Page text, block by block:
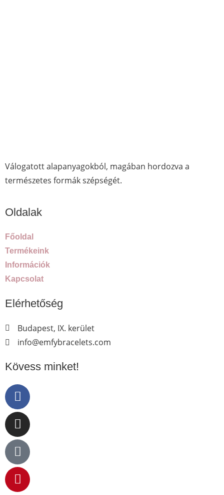
Válogatott alapanyagokból, magában hordozva a
természetes formák szépségét.
Oldalak
Főoldal
Termékeink
Információk
Kapcsolat
Elérhetőség
Budapest, IX. kerület
info@emfybracelets.com
Kövess minket!